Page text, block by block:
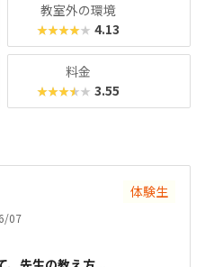
教室外の環境
★★★★★ 4.13
料金
★★★★★ 3.55
体験生
07